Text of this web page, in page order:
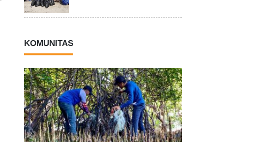
KOMUNITAS